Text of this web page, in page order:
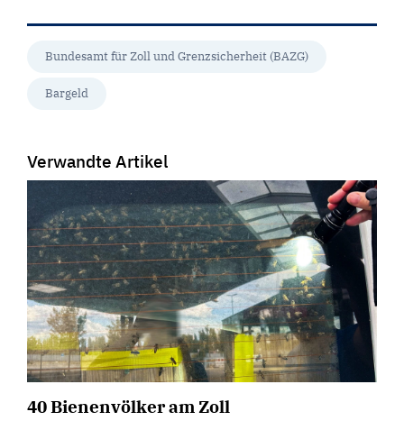
Bundesamt für Zoll und Grenzsicherheit (BAZG)
Bargeld
Verwandte Artikel
40 Bienenvölker am Zoll